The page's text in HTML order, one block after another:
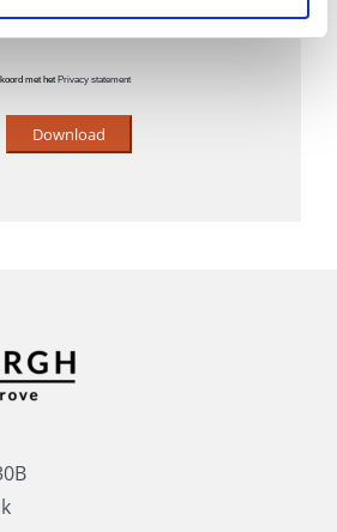
met het Privacy statement